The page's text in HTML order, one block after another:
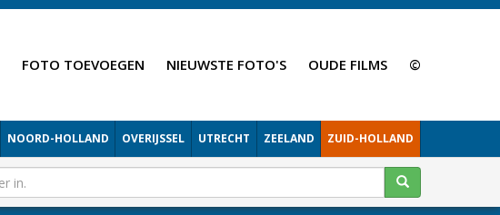
FOTO TOEVOEGEN NIEUWSTE FOTO'S OUDE FILMS ©
NOORD-HOLLAND OVERIJSSEL UTRECHT ZEELAND ZUID-HOLLAND